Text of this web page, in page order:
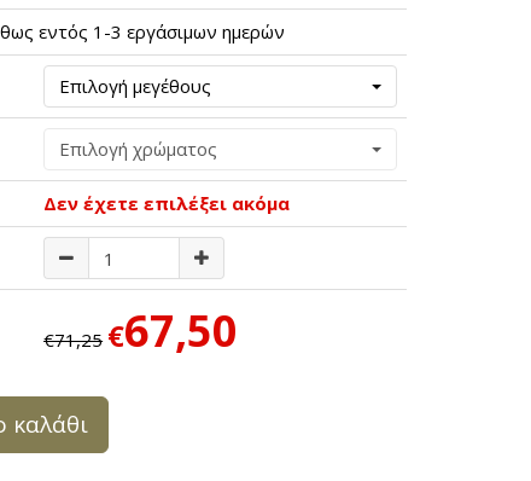
εντός 1-3 εργάσιμων ημερών
Επιλογή μεγέθους
Επιλογή χρώματος
Δεν έχετε επιλέξει ακόμα
€71,25 €67,50
καλάθι